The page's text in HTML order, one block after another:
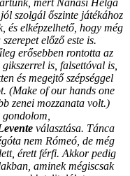
mert Nánási Helga
szolgál őszinte játékához
és elképzelhető, hogy még
előző este is.
erősebben rontotta az
is, falsettóval is,
és megejtő szépséggel
(Make of our hands one
zenei mozzanata volt.)
választása. Tánca
nem Rómeó, de még
érett férfi. Akkor pedig
aminek mégiscsak